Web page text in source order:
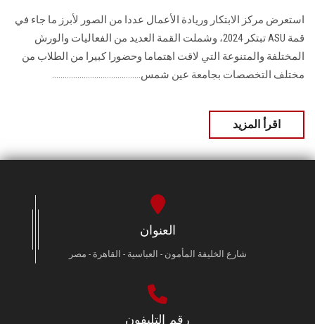
سجل الان
استعرض مركز الابتكار وريادة الأعمال عددا من الصور لأبرز ما جاء في
قمة‎ ASU ‎تبتكر ‏‏2024‏‎، وشملت القمة العديد من الفعاليات والورش
المختلفة والمتنوعة التي لاقت اهتماما وحضورا كبيرا ‏من الطلاب من
مختلف التخصصات بجامعة عين شمس..........................................
اقرأ المزيد
العنوان
شارع الخليفة المأمون - العباسية - القاهرة - مصر
رقم التليفون